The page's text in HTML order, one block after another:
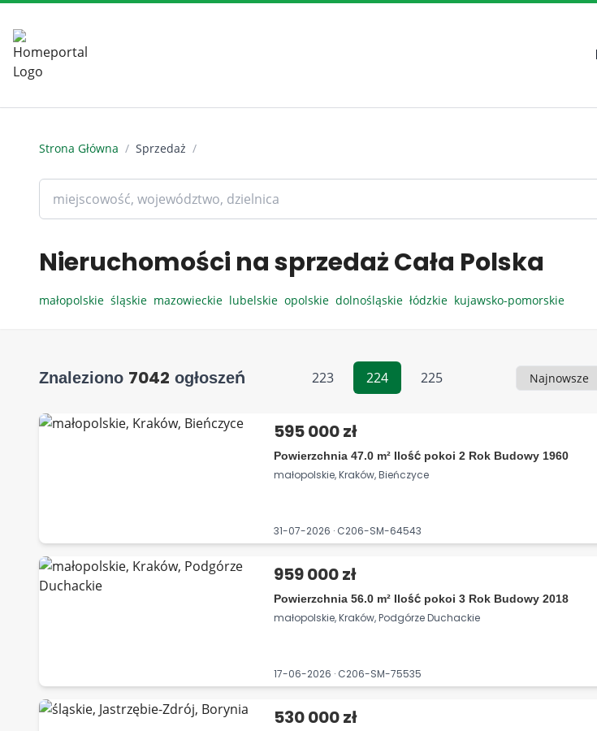
Strona Główna / Sprzedaż /
Nieruchomości na sprzedaż Cała Polska
małopolskie śląskie mazowieckie lubelskie opolskie dolnośląskie łódzkie kujawsko-pomorskie
Znaleziono 7042 ogłoszeń 223 224 225 Sortowanie
595 000 zł
Powierzchnia 47.0 m² Ilość pokoi 2 Rok Budowy 1960
małopolskie, Kraków, Bieńczyce
31-07-2026 · C206-SM-64543
959 000 zł
Powierzchnia 56.0 m² Ilość pokoi 3 Rok Budowy 2018
małopolskie, Kraków, Podgórze Duchackie
17-06-2026 · C206-SM-75535
530 000 zł